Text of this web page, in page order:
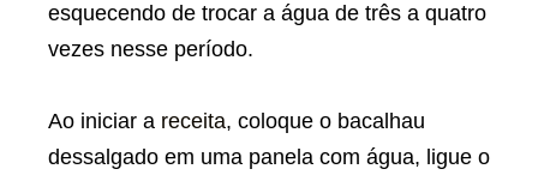
esquecendo de trocar a água de três a quatro
vezes nesse período.
Ao iniciar a receita, coloque o bacalhau
dessalgado em uma panela com água, ligue o